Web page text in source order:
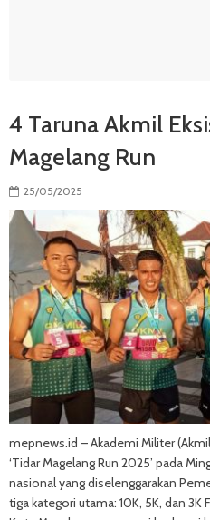
4 Taruna Akmil
Magelang Run
25/05/2025
mepnews.id – Akademi Militer
‘Tidar Magelang Run 2025’ pada
nasional yang diselenggarakan
tiga kategori utama: 10K, 5K, dan 3K